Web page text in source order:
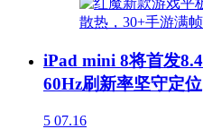
iPad mini 8将首发
60Hz刷新率坚守定位
5 07.16